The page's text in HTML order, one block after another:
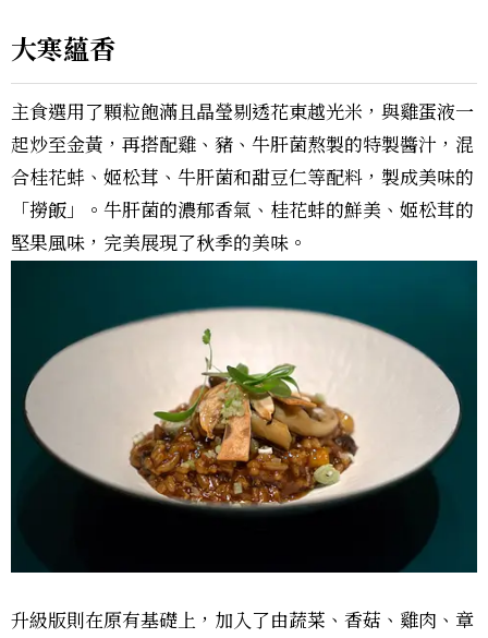
大寒蘊香
主食選用了顆粒飽滿且晶瑩剔透花東越光米，與雞蛋液一
起炒至金黃，再搭配雞、豬、牛肝菌熬製的特製醬汁，混
合桂花蚌、姬松茸、牛肝菌和甜豆仁等配料，製成美味的
「撈飯」。牛肝菌的濃郁香氣、桂花蚌的鮮美、姬松茸的
堅果風味，完美展現了秋季的美味。
升級版則在原有基礎上，加入了由蔬菜、香菇、雞肉、章